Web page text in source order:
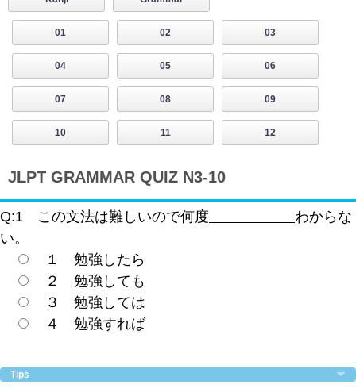
01 02 03
04 05 06
07 08 09
10 11 12
JLPT GRAMMAR QUIZ N3-10
Q:1 この文法は難しいので何度
わからな
い。
１ 勉強したら
２ 勉強しても
３ 勉強しては
４ 勉強すれば
Tips